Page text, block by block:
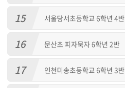
15 서울당서초등학교 6학년 4반
16 문산초 피자묵자 6학년 2반
17 인천미송초등학교 6학년 3반